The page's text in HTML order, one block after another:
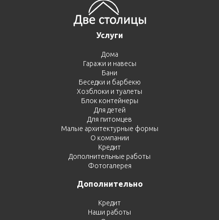
Услуги
Дома
Гаражи и навесы
Бани
Беседки и барбекю
Хозблоки и туалеты
Блок контейнеры
Для детей
Для питомцев
Малые архитектурные формы
О компании
Кредит
Дополнительные работы
Фотогалерея
Дополнительно
Кредит
Наши работы